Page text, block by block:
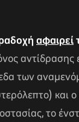
αφαιρεί
αντίδρασης
των
και
το